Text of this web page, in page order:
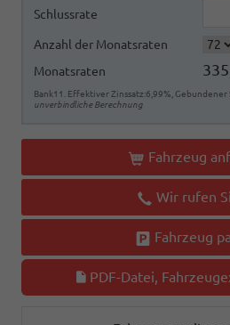
Schlussrate
Anzahl der Monatsraten
Monatsraten
Bank11. Effektiver Zinssatz:6,99%, Gebundener
unverbindliche Berechnung
Fahrzeug
Wir rufen
Fahrzeug
PDF-Datei,